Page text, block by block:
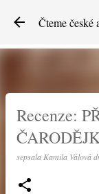
Čteme české
Recenze:
sepsala Kamila Válová